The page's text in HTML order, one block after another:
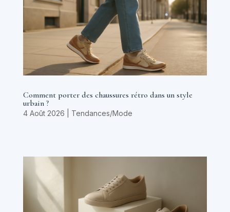
Comment porter des chaussures rétro dans un style
urbain ?
4 Août 2026 Tendances/Mode